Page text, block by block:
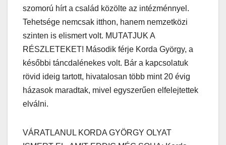
szomorú hírt a család közölte az intézménnyel.
Tehetsége nemcsak itthon, hanem nemzetközi
szinten is elismert volt. MUTATJUK A
RÉSZLETEKET! Második férje Korda György, a
későbbi táncdalénekes volt. Bár a kapcsolatuk
rövid ideig tartott, hivatalosan több mint 20 évig
házasok maradtak, mivel egyszerűen elfelejtettek
elválni.
VÁRATLANUL KORDA GYÖRGY OLYAT